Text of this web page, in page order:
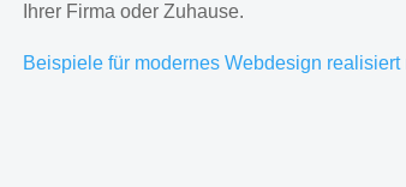
Ihrer Firma oder Zuhause.
Beispiele für modernes Webdesign realisiert